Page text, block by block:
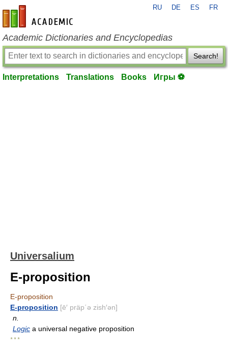
en-academic.com
RU DE ES FR
Academic Dictionaries and Encyclopedias
Search!
Interpretations Translations Books Игры ⚽
Universalium
E-proposition
E-proposition
E-proposition [ē′ präp΄ə zish′ən]
n.
Logic a universal negative proposition
* * *